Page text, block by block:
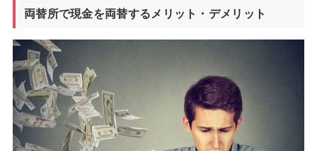
両替所で現金を両替するメリット・デメリット